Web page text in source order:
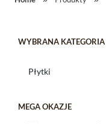
WYBRANA KATEGORIA
MEGA OKAZJE